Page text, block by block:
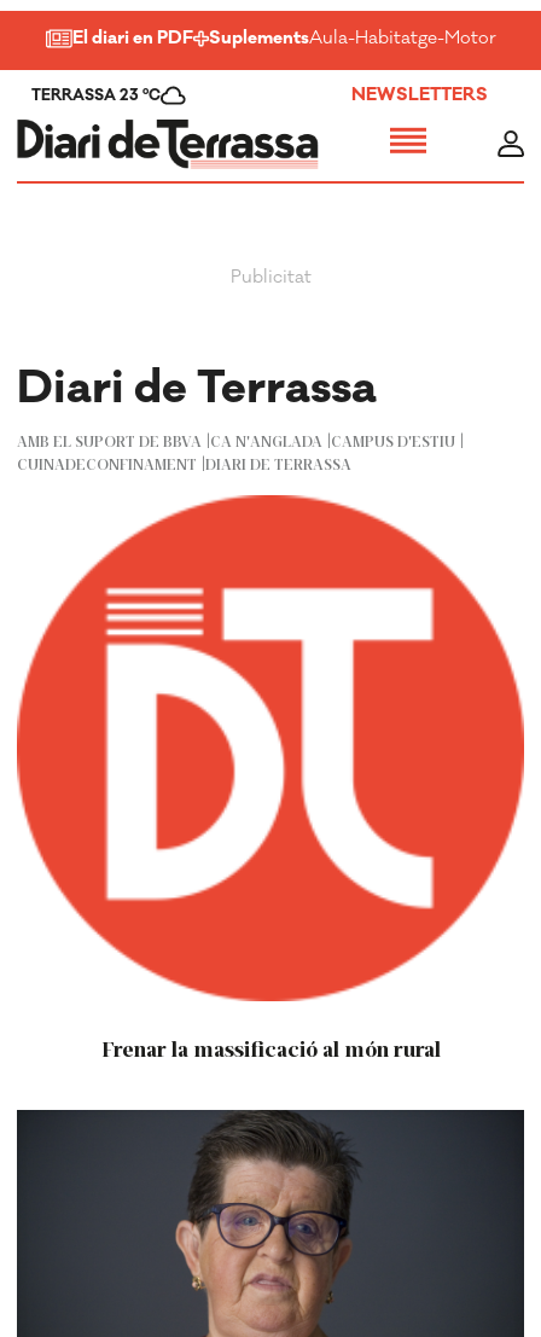
El diari en PDF SuplementsAula-Habitatge-Motor-
TERRASSA 23 ºC NEWSLETTERS
Diari de Terrassa
AMB EL SUPORT DE BBVA CA N'ANGLADA CAMPUS D'ESTIU
CUINADECONFINAMENT DIARI DE TERRASSA
Frenar la massificació al món rural